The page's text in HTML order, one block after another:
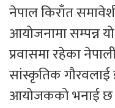
नेपाल किराँत
आयोजनामा सम्पन्न
प्रवासमा रहेका
सांस्कृतिक
आयोजकको भनाई छ